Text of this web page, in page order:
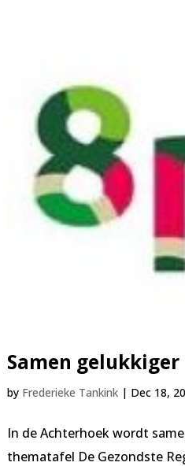
Samen
by Frederieke Tankink | Dec 18,
In de Achterhoek wordt
thematafel De Gezondste